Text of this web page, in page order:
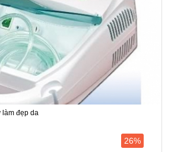
làm đẹp da
26%